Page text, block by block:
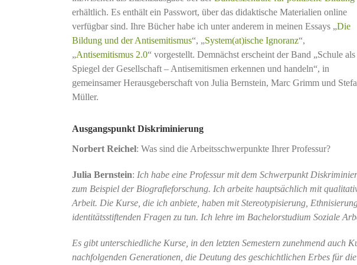
erhältlich. Es enthält ein Passwort, über das didaktische Materialien online
verfügbar sind. Ihre Bücher habe ich unter anderem in meinen Essays „Die
Bildung und der Antisemitismus“, „System(at)ische Ignoranz“,
„Antisemitismus 2.0“ vorgestellt. Demnächst erscheint der Band „Schule als
Spiegel der Gesellschaft – Antisemitismen erkennen und handeln“, in
gemeinsamer Herausgeberschaft von Julia Bernstein, Marc Grimm und
Müller.
Ausgangspunkt Diskriminierung
Norbert Reichel: Was sind die Arbeitsschwerpunkte Ihrer Professur?
Julia Bernstein: Ich habe eine Professur mit dem Schwerpunkt
zum Beispiel der Biografieforschung. Ich arbeite hauptsächlich mit
Arbeit. Die Kurse, die ich anbiete, haben mit Stereotypisierung,
identitätsstiftenden Fragen zu tun. Ich lehre im Bachelorstudium Soziale
Es gibt unterschiedliche Kurse, in den letzten Semestern zunehmend auch
nachfolgenden Generationen, die Deutung des geschichtlichen Erbes für